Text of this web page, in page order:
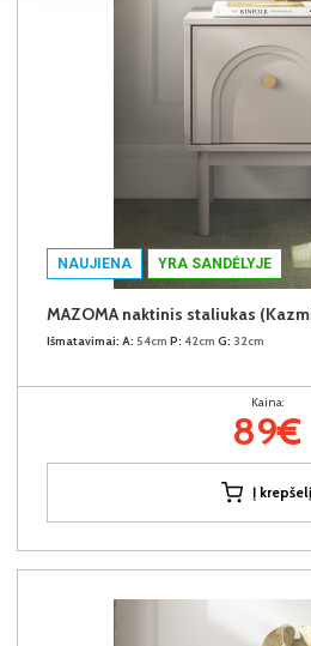
NAUJIENA YRA SANDĖLYJE
MAZOMA naktinis staliukas
Išmatavimai: A: 54cm P: 42cm G: 32cm
Kaina:
89€
Į krepšelį